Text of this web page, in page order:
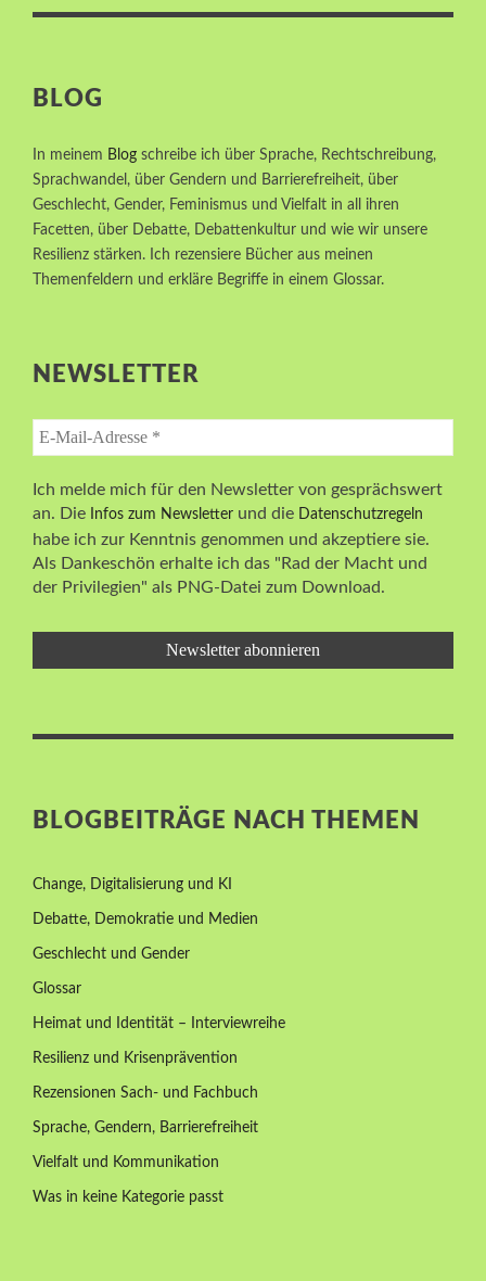
BLOG
In meinem Blog schreibe ich über Sprache, Rechtschreibung,
Sprachwandel, über Gendern und Barrierefreiheit, über
Geschlecht, Gender, Feminismus und Vielfalt in all ihren
Facetten, über Debatte, Debattenkultur und wie wir unsere
Resilienz stärken. Ich rezensiere Bücher aus meinen
Themenfeldern und erkläre Begriffe in einem Glossar.
NEWSLETTER
Ich melde mich für den Newsletter von gesprächswert
an. Die
Infos zum Newsletter und die Datenschutzregeln
habe ich zur Kenntnis genommen und akzeptiere sie.
Als Dankeschön erhalte ich das "Rad der Macht und
der Privilegien" als PNG-Datei zum Download.
BLOGBEITRÄGE NACH THEMEN
Change, Digitalisierung und KI
Debatte, Demokratie und Medien
Geschlecht und Gender
Glossar
Heimat und Identität – Interviewreihe
Resilienz und Krisenprävention
Rezensionen Sach- und Fachbuch
Sprache, Gendern, Barrierefreiheit
Vielfalt und Kommunikation
Was in keine Kategorie passt